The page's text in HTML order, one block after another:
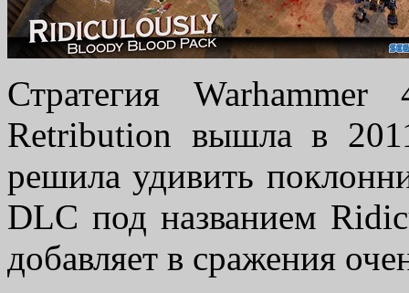
Стратегия
Retribution вышла в
решила удивить
DLC под названием
добавляет в сражения